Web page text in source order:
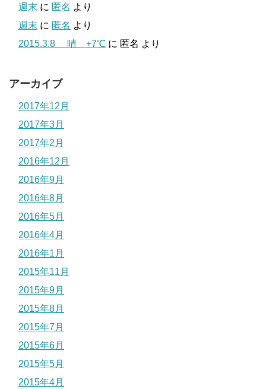
週末 に 匿名 より
週末 に 匿名 より
2015.3.8 晴 +7℃ に 匿名 より
アーカイブ
2017年12月
2017年3月
2017年2月
2016年12月
2016年9月
2016年8月
2016年5月
2016年4月
2016年1月
2015年11月
2015年9月
2015年8月
2015年7月
2015年6月
2015年5月
2015年4月